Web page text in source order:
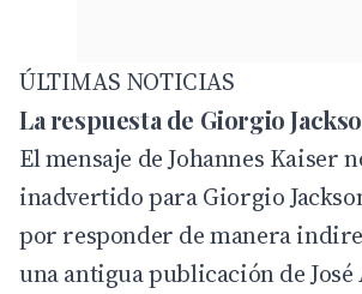
ÚLTIMAS NOTICIAS
La respuesta de Giorgio
El mensaje de Johannes Kaiser
inadvertido para Giorgio
por responder de manera
una antigua publicación de